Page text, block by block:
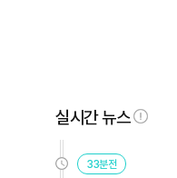
실시간 뉴스
33분전